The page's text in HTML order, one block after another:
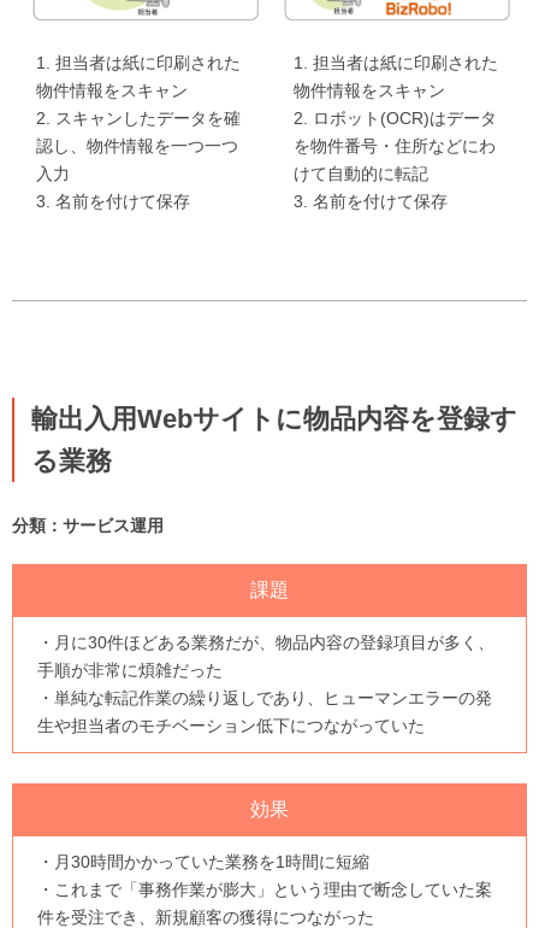
1. 担当者は紙に印刷された
物件情報をスキャン
2. スキャンしたデータを確
認し、物件情報を一つ一つ
入力
3. 名前を付けて保存
1. 担当者は紙に印刷された
物件情報をスキャン
2. ロボット(OCR)はデータ
を物件番号・住所などにわ
けて自動的に転記
3. 名前を付けて保存
輸出入用Webサイトに物品内容を登録す
る業務
分類：サービス運用
課題
・月に30件ほどある業務だが、物品内容の登録項目が多く、
手順が非常に煩雑だった
・単純な転記作業の繰り返しであり、ヒューマンエラーの発
生や担当者のモチベーション低下につながっていた
効果
・月30時間かかっていた業務を1時間に短縮
・これまで「事務作業が膨大」という理由で断念していた案
件を受注でき、新規顧客の獲得につながった